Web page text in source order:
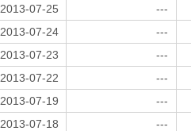
2013-07-25
---
2013-07-24
---
2013-07-23
---
2013-07-22
---
2013-07-19
---
2013-07-18
---